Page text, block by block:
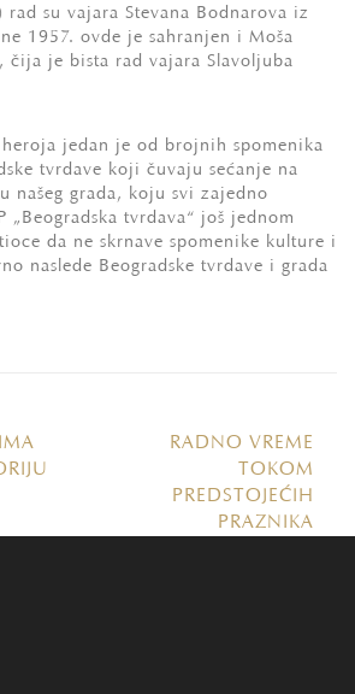
rad su vajara Stevana Bodnarova iz
1957. ovde je sahranjen i Moša
čija je bista rad vajara Slavoljuba
jedan je od brojnih spomenika
tvrđave koji čuvaju sećanje na
našeg grada, koju svi zajedno
„Beogradska tvrđava“ još jednom
da ne skrnave spomenike kulture i
nasleđe Beogradske tvrđave i grada
RADNO VREME
TOKOM
PREDSTOJEĆIH
PRAZNIKA